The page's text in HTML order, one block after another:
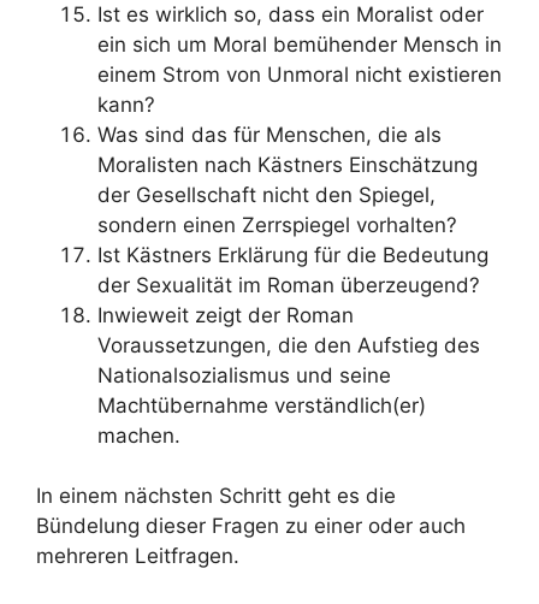
Ist es wirklich so, dass ein Moralist oder
ein sich um Moral bemühender Mensch in
einem Strom von Unmoral nicht existieren
kann?
Was sind das für Menschen, die als
Moralisten nach Kästners Einschätzung
der Gesellschaft nicht den Spiegel,
sondern einen Zerrspiegel vorhalten?
Ist Kästners Erklärung für die Bedeutung
der Sexualität im Roman überzeugend?
Inwieweit zeigt der Roman
Voraussetzungen, die den Aufstieg des
Nationalsozialismus und seine
Machtübernahme verständlich(er)
machen.
In einem nächsten Schritt geht es die
Bündelung dieser Fragen zu einer oder auch
mehreren Leitfragen.